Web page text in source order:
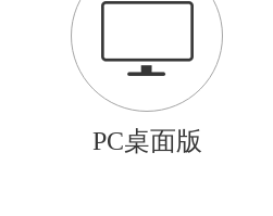
PC桌面版